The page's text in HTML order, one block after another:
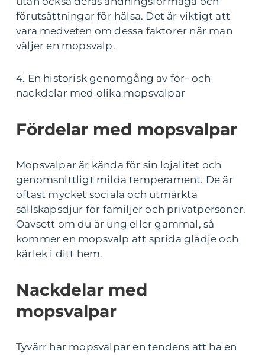
förutsättningar för hälsa. Det är viktigt att
vara medveten om dessa faktorer när man
väljer en mopsvalp.
4. En historisk genomgång av för- och
nackdelar med olika mopsvalpar
Fördelar med mopsvalpar
Mopsvalpar är kända för sin lojalitet och
genomsnittligt milda temperament. De är
oftast mycket sociala och utmärkta
sällskapsdjur för familjer och privatpersoner.
Oavsett om du är ung eller gammal, så
kommer en mopsvalp att sprida glädje och
kärlek i ditt hem.
Nackdelar med
mopsvalpar
Tyvärr har mopsvalpar en tendens att ha en